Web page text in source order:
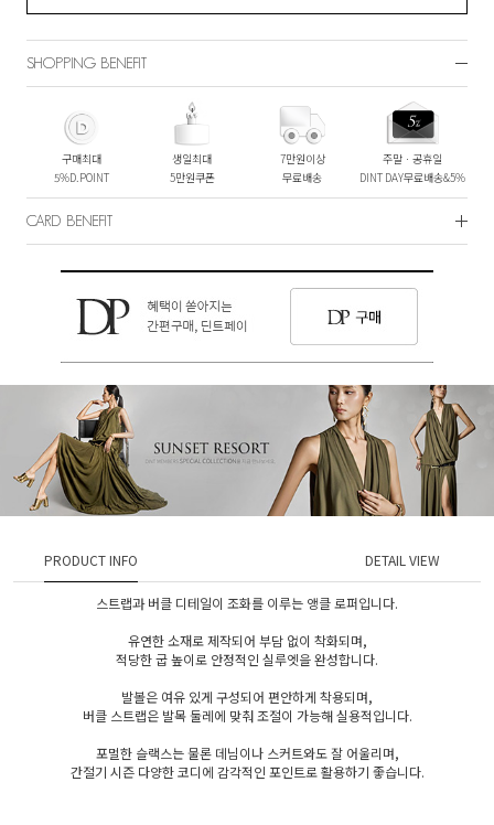
SHOPPING BENEFIT
구매최대
5%D.POINT
생일최대
5만원쿠폰
7만원이상
무료배송
주말ㆍ공휴일
DINT DAY무료배송&5%
CARD BENEFIT
PRODUCT INFO DETAIL VIEW
스트랩과 버클 디테일이 조화를 이루는 앵클 로퍼입니다.
유연한 소재로 제작되어 부담 없이 착화되며,
적당한 굽 높이로 안정적인 실루엣을 완성합니다.
발볼은 여유 있게 구성되어 편안하게 착용되며,
버클 스트랩은 발목 둘레에 맞춰 조절이 가능해 실용적입니다.
포멀한 슬랙스는 물론 데님이나 스커트와도 잘 어울리며,
간절기 시즌 다양한 코디에 감각적인 포인트로 활용하기 좋습니다.